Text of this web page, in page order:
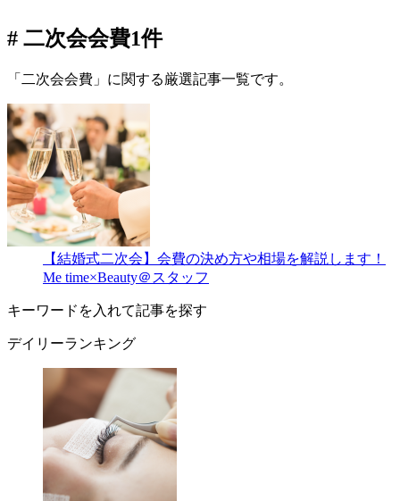
# 二次会会費1件
「二次会会費」に関する厳選記事一覧です。
【結婚式二次会】会費の決め方や相場を解説します！
Me time×Beauty＠スタッフ
キーワードを入れて記事を探す
デイリーランキング